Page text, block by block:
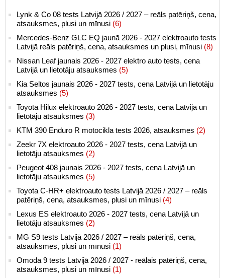
Lynk & Co 08 tests Latvijā 2026 / 2027 – reāls patēriņš, cena,
atsauksmes, plusi un mīnusi (6)
Mercedes-Benz GLC EQ jaunā 2026 - 2027 elektroauto tests
Latvijā reāls patēriņš, cena, atsauksmes un plusi, mīnusi (8)
Nissan Leaf jaunais 2026 - 2027 elektro auto tests, cena
Latvijā un lietotāju atsauksmes (5)
Kia Seltos jaunais 2026 - 2027 tests, cena Latvijā un lietotāju
atsauksmes (5)
Toyota Hilux elektroauto 2026 - 2027 tests, cena Latvijā un
lietotāju atsauksmes (3)
KTM 390 Enduro R motocikla tests 2026, atsauksmes (2)
Zeekr 7X elektroauto 2026 - 2027 tests, cena Latvijā un
lietotāju atsauksmes (2)
Peugeot 408 jaunais 2026 - 2027 tests, cena Latvijā un
lietotāju atsauksmes (5)
Toyota C-HR+ elektroauto tests Latvijā 2026 / 2027 – reāls
patēriņš, cena, atsauksmes, plusi un mīnusi (4)
Lexus ES elektroauto 2026 - 2027 tests, cena Latvijā un
lietotāju atsauksmes (2)
MG S9 tests Latvijā 2026 / 2027 – reāls patēriņš, cena,
atsauksmes, plusi un mīnusi (1)
Omoda 9 tests Latvijā 2026 / 2027 - reālais patēriņš, cena,
atsauksmes, plusi un mīnusi (1)